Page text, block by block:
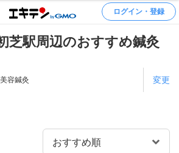
ログイン・登録
芝駅周辺のおすすめ鍼灸
美容鍼灸 変更